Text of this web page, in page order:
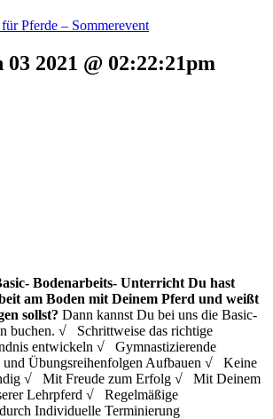
Pferde – Sommerevent
2021 @ 02:22:21pm
Bodenarbeits- Unterricht Du hast
am Boden mit Deinem Pferd und weißt
sollst? Dann kannst Du bei uns die Basic-
buchen. √ Schrittweise das richtige
entwickeln √ Gymnastizierende
und Übungsreihenfolgen Aufbauen √ Keine
√ Mit Freude zum Erfolg √ Mit Deinem
Lehrpferd √ Regelmäßige
Individuelle Terminierung